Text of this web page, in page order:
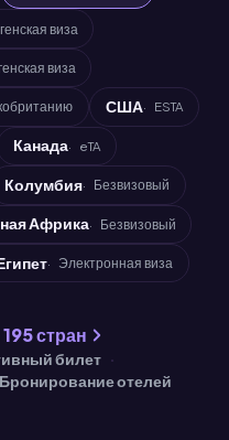
виза
виза
США ESTA
Канада eTA
Колумбия Безвизовый
Африка Безвизовый
Электронная виза
стран
билет
Бронирование отелей